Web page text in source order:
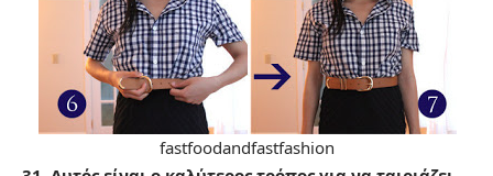
fastfoodandfastfashion